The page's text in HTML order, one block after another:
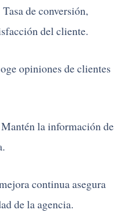
Tasadeconversión,
del cliente.
opiniones declientes
Mantén lainformación de
continuaasegura
delaagencia.